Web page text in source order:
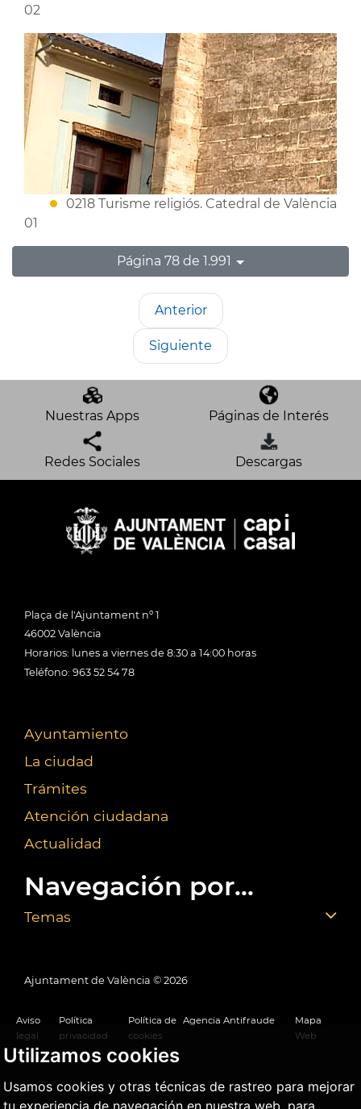
Utilizamos cookies
Usamos cookies y otras técnicas de rastreo para mejorar
tu experiencia de navegación en nuestra web, para
02
0218 Turisme religiós. Catedral de València
01
Página 78 de 1.991
Anterior
Siguiente
Nuestras Apps Páginas de Interés
Redes Sociales Descargas
Plaça de l'Ajuntament nº 1
46002 València
Horarios: lunes a viernes de 8:30 a 14:00 horas
Teléfono: 963 52 54 78
Ayuntamiento
La ciudad
Trámites
Atención ciudadana
Actualidad
Navegación por...
Temas
Ajuntament de València © 2026
Aviso
legal
Política
privacidad
Política de
cookies
Agencia Antifraude
Mapa
Web